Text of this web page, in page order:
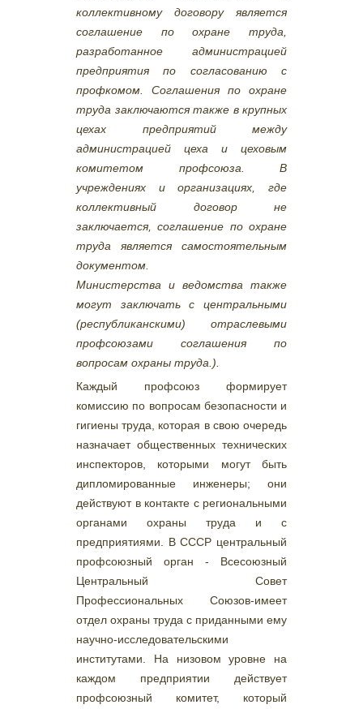
коллективному договору является
соглашение по охране труда,
разработанное администрацией
предприятия по согласованию с
профкомом. Соглашения по охране
труда заключаются также в крупных
цехах предприятий между
администрацией цеха и цеховым
комитетом профсоюза. В
учреждениях и организациях, где
коллективный договор не
заключается, соглашение по охране
труда является самостоятельным
документом.
Министерства и ведомства также
могут заключать с центральными
(республиканскими) отраслевыми
профсоюзами соглашения по
вопросам охраны труда.).
Каждый профсоюз формирует
комиссию по вопросам безопасности и
гигиены труда, которая в свою очередь
назначает общественных технических
инспекторов, которыми могут быть
дипломированные инженеры; они
действуют в контакте с региональными
органами охраны труда и с
предприятиями. В СССР центральный
профсоюзный орган - Всесоюзный
Центральный Совет
Профессиональных Союзов-имеет
отдел охраны труда с приданными ему
научно-исследовательскими
институтами. На низовом уровне на
каждом предприятии действует
профсоюзный комитет, который